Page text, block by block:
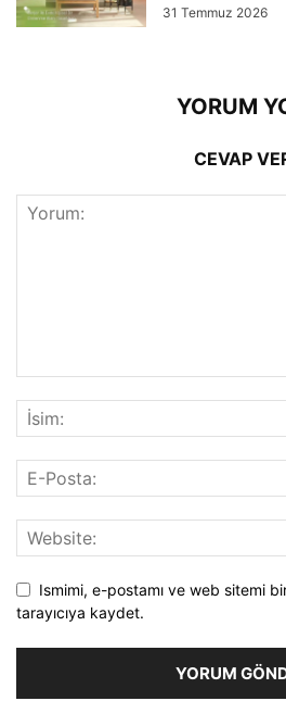
31 Temmuz 2026
YORUM
CEVAP
Ismimi, e-postamı ve web sitemi
tarayıcıya kaydet.